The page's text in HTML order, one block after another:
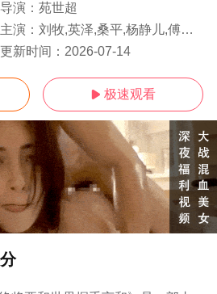
导演： 苑世超
主演： 刘牧,英泽,桑平,杨静儿,傅铂涵,禹童,马千壹,韩三明
更新时间： 2026-07-14
 极速观看